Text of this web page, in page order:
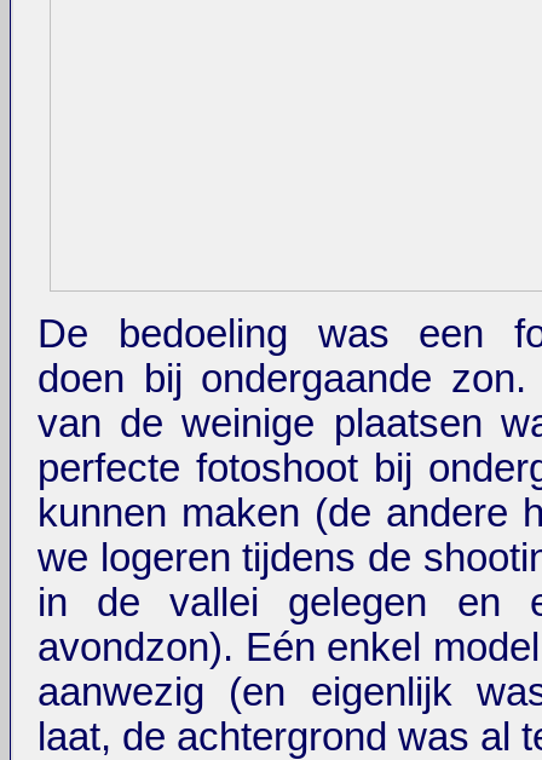
De bedoeling was een
doen bij ondergaande
van de weinige plaatsen
perfecte fotoshoot bij
kunnen maken (de andere
we logeren tijdens de
in de vallei gelegen en
avondzon). Eén enkel
aanwezig (en eigenlijk
laat, de achtergrond was al